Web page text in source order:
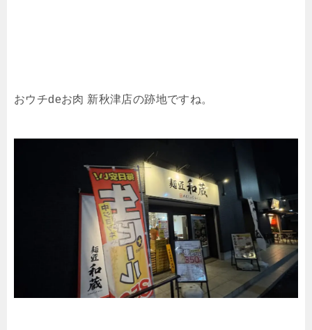
おウチdeお肉 新秋津店の跡地ですね。